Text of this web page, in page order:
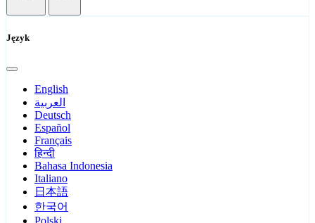
Język
English
العربية
Deutsch
Español
Français
हिन्दी
Bahasa Indonesia
Italiano
日本語
한국어